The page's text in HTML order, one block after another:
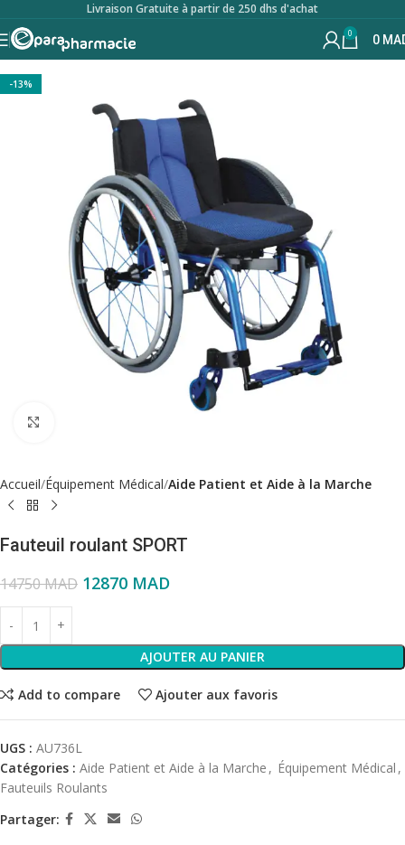
Livraison Gratuite à partir de 250 dhs d'achat
0 0
-13%
Accueil Équipement Médical Aide Patient et Aide à la Marche
Fauteuil roulant SPORT
14750MAD 12870 MAD
AJOUTER AU PANIER
Add to compare Ajouter aux favoris
UGS : AU736L
Catégories : Aide Patient et Aide à la Marche , Équipement Médical ,
Fauteuils Roulants
Partager: